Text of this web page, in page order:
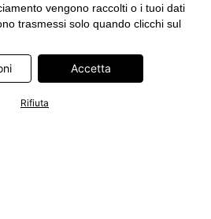
vengono raccolti o i tuoi dati
trasmessi solo quando clicchi sul
GmbH, Criteo SA, Google Ireland
GmbH, ID5 Technology Ltd,
Microsoft Ireland Operations
Limited, RTB-House GmbH, TikTok
Accetta
Rifiuta